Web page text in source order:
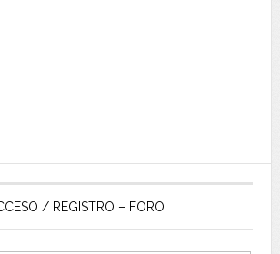
/ REGISTRO – FORO